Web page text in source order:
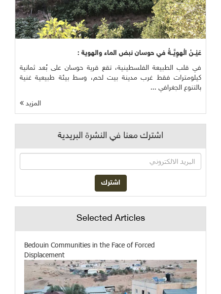
عَيْــنُ الْهوِيَّــةُ في حوسان نبض الماء والهوية :
في قلب الطبيعة الفلسطينية، تقع قرية حوسان على بُعد ثمانية
كيلومترات فقط غرب مدينة بيت لحم، وسط بيئة طبيعية غنية
بالتنوع الجغرافي ...
المزيد
اشترك معنا في النشرة البريدية
Selected Articles
Bedouin Communities in the Face of Forced
Displacement